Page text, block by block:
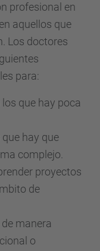
profesional en
aquellos que
Los doctores
para:
que hay poca
hay que
complejo.
proyectos
de
manera
o